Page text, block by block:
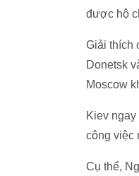
được hộ
Giải thích
Donetsk
Moscow
Kiev
công việc
Cụ thể,